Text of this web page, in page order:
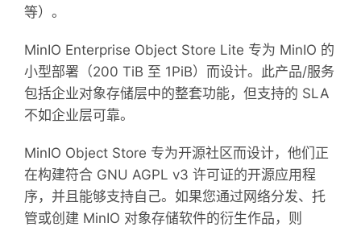
等）。
MinIO Enterprise Object Store Lite 专为 MinIO 的
小型部署（200 TiB 至 1PiB）而设计。此产品/服务
包括企业对象存储层中的整套功能，但支持的 SLA
不如企业层可靠。
MinIO Object Store 专为开源社区而设计，他们正
在构建符合 GNU AGPL v3 许可证的开源应用程
序，并且能够支持自己。如果您通过网络分发、托
管或创建 MinIO 对象存储软件的衍生作品，则